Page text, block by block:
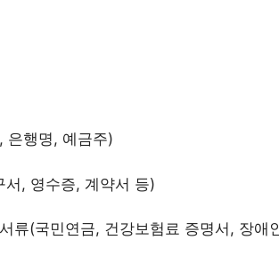
은행명, 예금주)
, 영수증, 계약서 등)
류(국민연금, 건강보험료 증명서, 장애